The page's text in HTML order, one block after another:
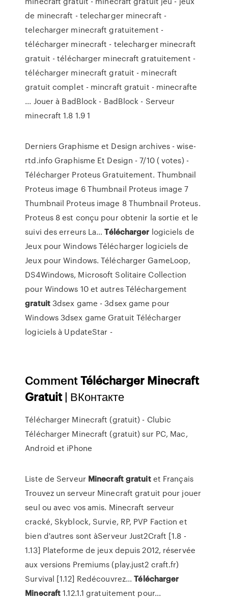
de minecraft - telecharger minecraft -
telecharger minecraft gratuitement -
télécharger minecraft - telecharger minecraft
gratuit - télécharger minecraft gratuitement -
télécharger minecraft gratuit - minecraft
gratuit complet - mincraft gratuit - minecrafte
... Jouer à BadBlock - BadBlock - Serveur
minecraft 1.8 1.9 1
Derniers Graphisme et Design archives - wise-
rtd.info Graphisme Et Design - 7/10 ( votes) -
Télécharger Proteus Gratuitement. Thumbnail
Proteus image 6 Thumbnail Proteus image 7
Thumbnail Proteus image 8 Thumbnail Proteus.
Proteus 8 est conçu pour obtenir la sortie et le
suivi des erreurs La…Télécharger logiciels de
Jeux pour WindowsTélécharger logiciels de
Jeux pour Windows. Télécharger GameLoop,
DS4Windows, Microsoft Solitaire Collection
pour Windows 10 et autresTéléchargement
gratuit3dsex game - 3dsex game pour
Windows3dsex game Gratuit Télécharger
logiciels à UpdateStar -
CommentTélécharger Minecraft
Gratuit| ВКонтакте
Télécharger Minecraft (gratuit) - Clubic
Télécharger Minecraft (gratuit) sur PC, Mac,
Android et iPhone
Liste de Serveur Minecraftgratuitet Français
Trouvez un serveur Minecraft gratuit pour jouer
seul ou avec vos amis. Minecraft serveur
cracké, Skyblock, Survie, RP, PVP Faction et
bien d'autres sont àServeur Just2Craft [1.8 -
1.13] Plateforme de jeux depuis 2012, réservée
aux versions Premiums (play.just2 craft.fr)
Survival [1.12] Redécouvrez...Télécharger
Minecraft1.12.1.1 gratuitement pour...